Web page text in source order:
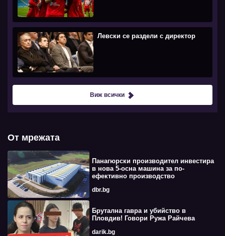
Левски се раздели с директор
Виж всички
От мрежата
Панагюрски производител инвестира
в нова 5-осна машина за по-
ефективно производство
dbr.bg
Брутална гавра и убийство в
Пловдив! Говори Ружа Райчева
darik.bg